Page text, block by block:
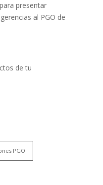
presentar
al PGO de
de tu
PGO